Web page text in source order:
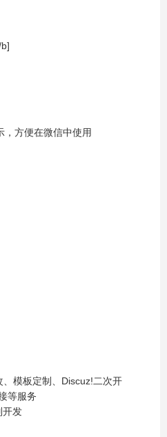
，方便在微信中使用
模板定制、Discuz!二次开
等服务
开发